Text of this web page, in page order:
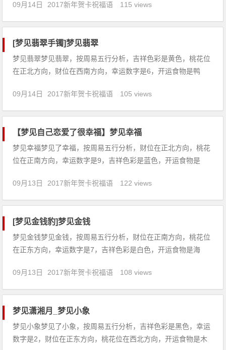
扫除卑贱，丈夫会富有，生活会幸福。2、男人梦见树落叶，近
期你的工作运一般，压力比较大，也让你想跳出这种困惑。3、
09月14日 2017新年贺卡祝福语 115 views
[梦见翡翠手镯]梦见翡翠
梦见翡翠梦见翡翠，按周易五行分析，吉祥色彩是黄色，桃花位
在正北方向，财位在西南方向，幸运数字是6，开运食物是鸭
着近期你会重获自由，生活会很幸福，是吉兆。2、孕妇梦见翡
翠，是吉兆。预示着生产顺利，生活安康。3、梦见翡翠，象征
09月14日 2017新年贺卡祝福语 105 views
【梦见自己恋爱了很幸福】梦见幸福
梦见幸福梦见了幸福，按周易五行分析，财位在正北方向，桃花
位在正南方向，幸运数字是9，吉祥色彩是蓝色，开运食物是
近期的运势大好，不管做什么都将会一切顺利，前途一片光明。
2、怀孕的人梦见了幸福，预示生女，春占生男。不可挑重担，
09月13日 2017新年贺卡祝福语 122 views
[梦见金钱豹]梦见金钱
梦见金钱梦见金钱，按周易五行分析，财位在正南方向，桃花位
在正东方向，幸运数字是7，吉祥色彩是白色，开运食物是海
家庭生活将很不和谐，你的事业也前景暗淡。2、梦见自己看着
一大笔金钱，表示财富、成功和幸福，你伸手可及。3、梦见跟
09月13日 2017新年贺卡祝福语 108 views
梦见潇湘月_梦见小象
梦见小象梦见了小象，按周易五行分析，吉祥色彩是黑色，幸运
数字是2，财位在正东方向，桃花位在西北方向，开运食物是木